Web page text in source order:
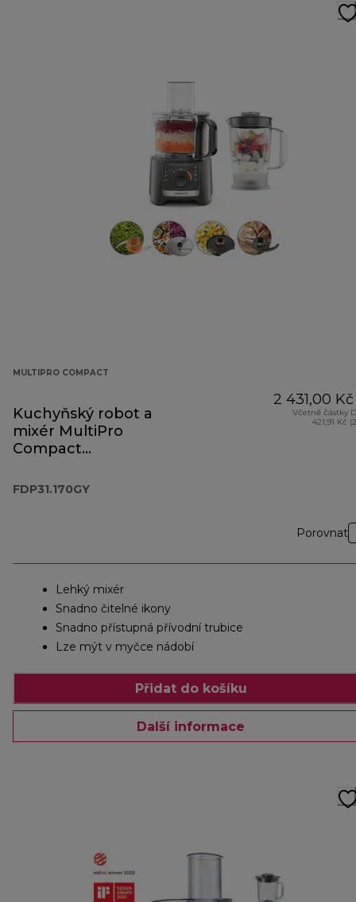
MULTIPRO COMPACT
Kuchyňský robot a
mixér MultiPro
Compact
FDP31.170GY
2 431,00 Kč
Včetně částky
421,91 Kč
Porovnat
Lehký mixér
Snadno čitelné ikony
Snadno přístupná přívodní trubice
Lze mýt v myčce nádobí
Přidat do košíku
Další informace